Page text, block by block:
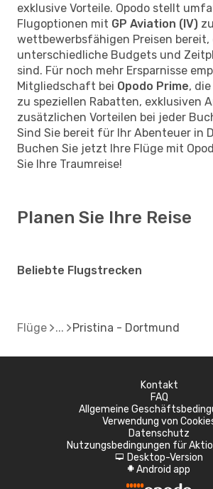
exklusive Vorteile. Opodo stellt
Flugoptionen mit GP Aviation (IV) zu
wettbewerbsfähigen Preisen
unterschiedliche Budgets und
sind. Für noch mehr Ersparnisse
Mitgliedschaft bei Opodo Prime,
zu speziellen Rabatten, exklusiven
zusätzlichen Vorteilen bei jeder
Sind Sie bereit für Ihr Abenteuer in
Buchen Sie jetzt Ihre Flüge mit
Sie Ihre Traumreise!
Planen Sie Ihre Reise
Beliebte Flugstrecken
Flüge Pristina - Dortmund
Kontakt
FAQ
Allgemeine
Verwendung von
Datenschutz
Nutzungsbedingungen für
d Desktop-Version
A Android app